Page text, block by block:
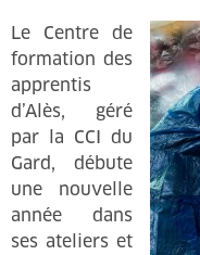
Le Centre de
formation des
apprentis
d’Alès, géré
par la CCI du
Gard, débute
une nouvelle
année dans
ses ateliers et